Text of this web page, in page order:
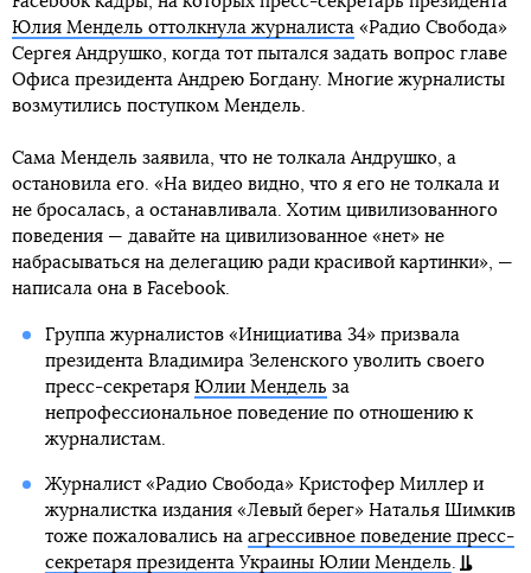
Юлия Мендель оттолкнула журналиста «Радио Свобода»
Сергея Андрушко, когда тот пытался задать вопрос главе
Офиса президента Андрею Богдану. Многие журналисты
возмутились поступком Мендель.
Сама Мендель заявила, что не толкала Андрушко, а
остановила его. «На видео видно, что я его не толкала и
не бросалась, а останавливала. Хотим цивилизованного
поведения — давайте на цивилизованное «нет» не
набрасываться на делегацию ради красивой картинки», —
написала она в Facebook.
Группа журналистов «Инициатива 34» призвала
президента Владимира Зеленского уволить своего
пресс-секретаря Юлии Мендель за
непрофессиональное поведение по отношению к
журналистам.
Журналист «Радио Свобода» Кристофер Миллер и
журналистка издания «Левый берег» Наталья Шимкив
тоже пожаловались на агрессивное поведение пресс-
секретаря президента Украины Юлии Мендель.